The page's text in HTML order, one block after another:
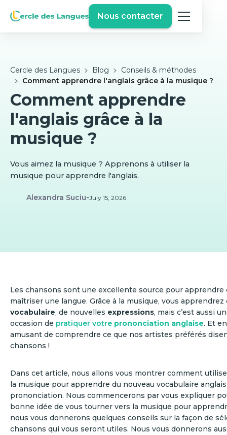
Nous contacter
Cercle des Langues Blog
Conseils & méthodes
Comment apprendre l'anglais grâce à la musique ?
Comment apprendre
l'anglais grâce à la
musique ?
Vous aimez la musique ? Apprenons à utiliser la
musique pour apprendre l'anglais.
Alexandra Suciu-July 15, 2026
Les chansons sont une excellente source pour apprendre
maîtriser une langue. Grâce à la musique, vous apprendrez
vocabulaire, de nouvelles expressions, mais c’est aussi
occasion de pratiquer votre prononciation anglaise. Et
amusant de comprendre ce que nos artistes préférés
chansons !
Dans cet article, nous allons vous montrer comment
la musique pour apprendre du nouveau vocabulaire
prononciation. Nous commencerons par vous expliquer
bonne idée de vous tourner vers la musique pour
nous vous donnerons quelques conseils sur la façon de
chansons qui vous seront utiles. Nous vous donnerons